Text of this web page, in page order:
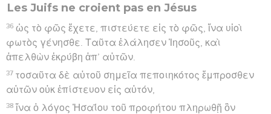
Les Juifs ne croient pas en Jésus
36 ὡς τὸ φῶς ἔχετε, πιστεύετε εἰς τὸ φῶς, ἵνα υἱοὶ
φωτὸς γένησθε. Ταῦτα ἐλάλησεν Ἰησοῦς, καὶ
ἀπελθὼν ἐκρύβη ἀπ’ αὐτῶν.
37 τοσαῦτα δὲ αὐτοῦ σημεῖα πεποιηκότος ἔμπροσθεν
αὐτῶν οὐκ ἐπίστευον εἰς αὐτόν,
38 ἵνα ὁ λόγος Ἠσαΐου τοῦ προφήτου πληρωθῇ ὃν